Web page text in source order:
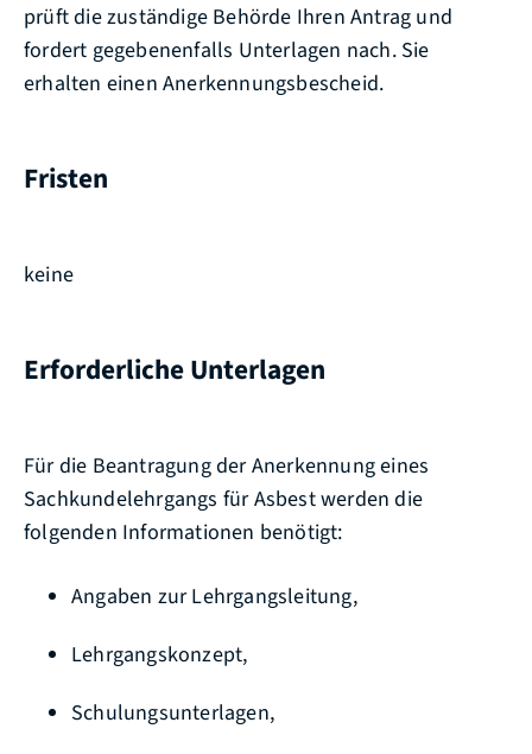
prüft die zuständige Behörde Ihren Antrag und
fordert gegebenenfalls Unterlagen nach. Sie
erhalten einen Anerkennungsbescheid.
Fristen
keine
Erforderliche Unterlagen
Für die Beantragung der Anerkennung eines
Sachkundelehrgangs für Asbest werden die
folgenden Informationen benötigt:
Angaben zur Lehrgangsleitung,
Lehrgangskonzept,
Schulungsunterlagen,